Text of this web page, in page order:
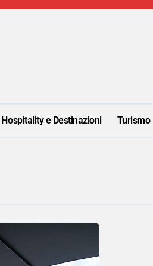
Hospitality e Destinazioni Turismo